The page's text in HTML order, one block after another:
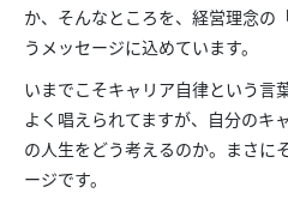
か、そんなところを、経営理念の
うメッセージに込めています。
いまでこそキャリア自律という言
よく唱えられてますが、自分のキ
の人生をどう考えるのか。まさに
ージです。